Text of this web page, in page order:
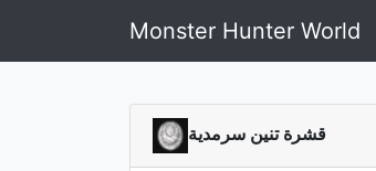
Monster Hunter World
قشرة تنين سرمدية